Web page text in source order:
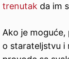
trenutak da im
Ako je
o starateljstvu i